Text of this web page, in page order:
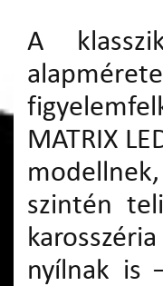
A
MATRIX
szintén
nyílnak is